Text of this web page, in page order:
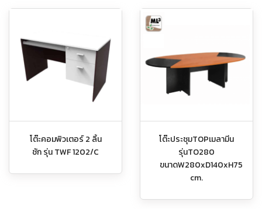
โต๊ะคอมพิวเตอร์ 2 ลิ้น
ชัก รุ่น TWF 1202/C
โต๊ะประชุมTOPเมลามีน
รุ่นTO280
ขนาดW280xD140xH75
cm.